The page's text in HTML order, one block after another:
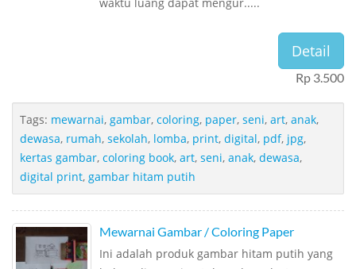
Detail
Rp 3.500
Tags: mewarnai, gambar, coloring, paper, seni, art, anak,
dewasa, rumah, sekolah, lomba, print, digital, pdf, jpg,
kertas gambar, coloring book, art, seni, anak, dewasa,
digital print, gambar hitam putih
Mewarnai Gambar / Coloring Paper
Ini adalah produk gambar hitam putih yang